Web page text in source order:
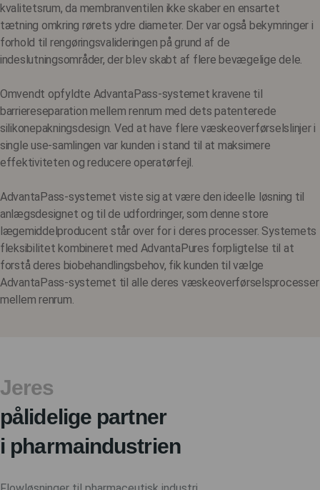
kvalitetsrum, da membranventilen ikke skaber en ensartet
tætning omkring rørets ydre diameter. Der var også bekymringer i
forhold til rengøringsvalideringen på grund af de
indeslutningsområder, der blev skabt af flere bevægelige dele.
Omvendt opfyldte AdvantaPass-systemet kravene til
barriereseparation mellem renrum med dets patenterede
silikonepakningsdesign. Ved at have flere væskeoverførselslinjer i
single use-samlingen var kunden i stand til at maksimere
effektiviteten og reducere operatørfejl.
AdvantaPass-systemet viste sig at være den ideelle løsning til
anlægsdesignet og til de udfordringer, som denne store
lægemiddelproducent står over for i deres processer. Systemets
fleksibilitet kombineret med AdvantaPures forpligtelse til at
forstå deres biobehandlingsbehov, fik kunden til vælge
AdvantaPass-systemet til alle deres væskeoverførselsprocesser
mellem renrum.
Jeres
pålidelige partner
i pharmaindustrien